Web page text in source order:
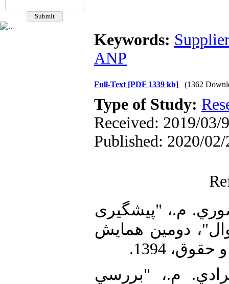
Keywords: Supplier
ANP
Full-Text [PDF 1339 kb] (1362
Type of Study:
Received: 2019/03/
Published: 2020/02/
م.، "پیشگیری
دومين همايش
1394.
مرادي. م.، "بررسي